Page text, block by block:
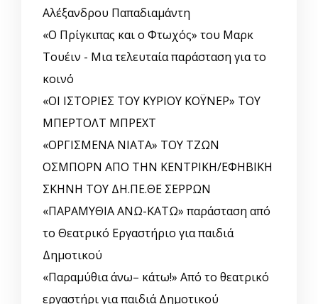
Αλέξανδρου Παπαδιαμάντη
«Ο Πρίγκιπας και ο Φτωχός» του Μαρκ
Τουέιν - Μια τελευταία παράσταση για το
κοινό
«ΟΙ ΙΣΤΟΡΙΕΣ ΤΟΥ ΚΥΡΙΟΥ ΚΟΫΝΕΡ» ΤΟΥ
ΜΠΕΡΤΟΛΤ ΜΠΡΕΧΤ
«ΟΡΓΙΣΜΕΝΑ ΝΙΑΤΑ» ΤΟΥ ΤΖΩΝ
ΟΣΜΠΟΡΝ ΑΠΟ ΤΗΝ ΚΕΝΤΡΙΚΗ/ΕΦΗΒΙΚΗ
ΣΚΗΝΗ ΤΟΥ ΔΗ.ΠΕ.ΘΕ ΣΕΡΡΩΝ
«ΠΑΡΑΜΥΘΙΑ ΑΝΩ-ΚΑΤΩ» παράσταση από
το Θεατρικό Εργαστήριο για παιδιά
Δημοτικού
«Παραμύθια άνω– κάτω!» Από το θεατρικό
εργαστήρι για παιδιά Δημοτικού